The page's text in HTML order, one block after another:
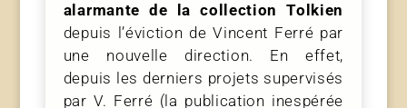
alarmante de la collection Tolkien
depuis l’éviction de Vincent Ferré par
une nouvelle direction. En effet,
depuis les derniers projets supervisés
par V. Ferré (la publication inespérée